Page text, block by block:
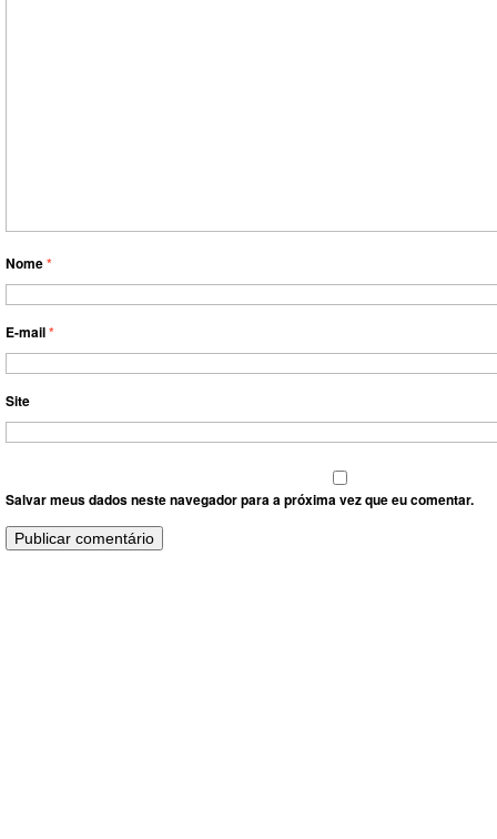
Nome*
E-mail*
Site
Salvar meus dados neste navegador para a próxima vez que eu comentar.